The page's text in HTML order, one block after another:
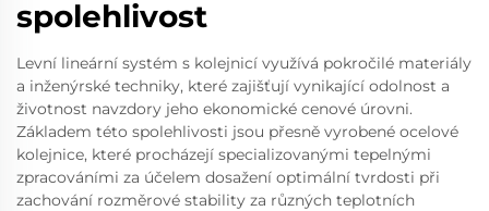
spolehlivost
Levní lineární systém s kolejnicí využívá pokročilé materiály
a inženýrské techniky, které zajišťují vynikající odolnost a
životnost navzdory jeho ekonomické cenové úrovni.
Základem této spolehlivosti jsou přesně vyrobené ocelové
kolejnice, které procházejí specializovanými tepelnými
zpracováními za účelem dosažení optimální tvrdosti při
zachování rozměrové stability za různých teplotních